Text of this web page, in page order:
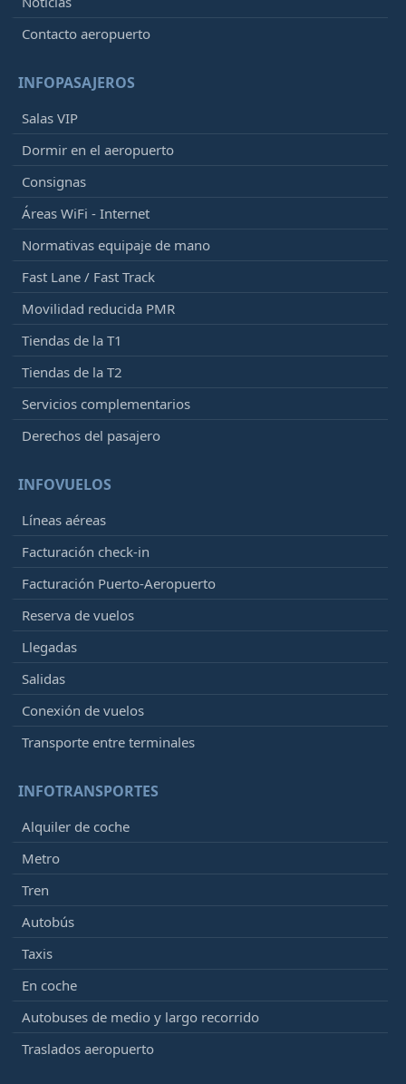
Contacto aeropuerto
INFOPASAJEROS
Salas VIP
Dormir en el aeropuerto
Consignas
Áreas WiFi - Internet
Normativas equipaje de mano
Fast Lane / Fast Track
Movilidad reducida PMR
Tiendas de la T1
Tiendas de la T2
Servicios complementarios
Derechos del pasajero
INFOVUELOS
Líneas aéreas
Facturación check-in
Facturación Puerto-Aeropuerto
Reserva de vuelos
Llegadas
Salidas
Conexión de vuelos
Transporte entre terminales
INFOTRANSPORTES
Alquiler de coche
Metro
Tren
Autobús
Taxis
En coche
Autobuses de medio y largo recorrido
Traslados aeropuerto